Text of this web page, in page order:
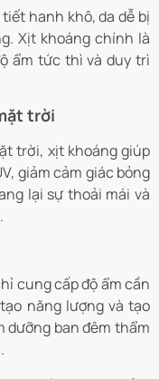
hanh khô, da dễ bị
Xịt khoáng chính là
ẩm tức thì và duy trì
trời
trời, xịt khoáng giúp
giảm cảm giác bỏng
lại sự thoải mái và
cung cấp độ ẩm cần
năng lượng và tạo
dưỡng ban đêm thẩm